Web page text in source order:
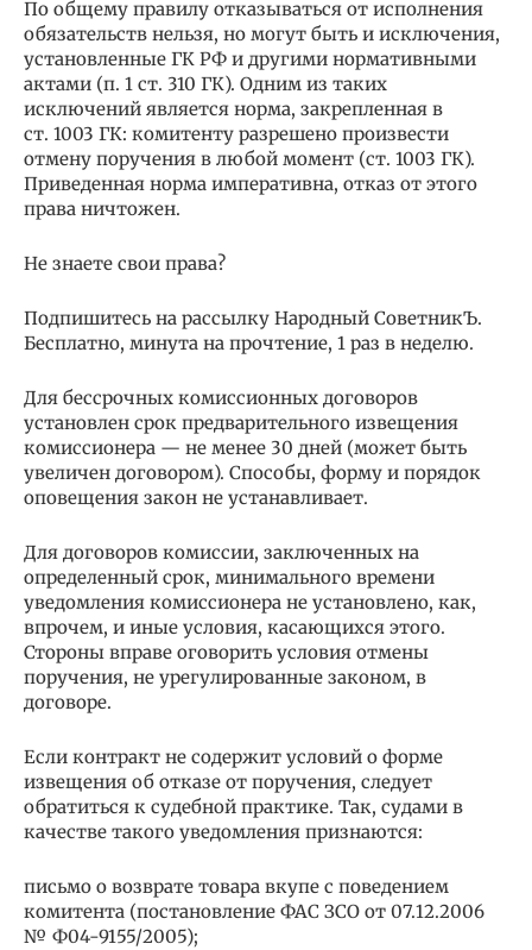
По общему правилу отказываться от исполнения
обязательств нельзя, но могут быть и исключения,
установленные ГК РФ и другими нормативными
актами (п. 1 ст. 310 ГК). Одним из таких
исключений является норма, закрепленная в
ст. 1003 ГК: комитенту разрешено произвести
отмену поручения в любой момент (ст. 1003 ГК).
Приведенная норма императивна, отказ от этого
права ничтожен.
Не знаете свои права?
Подпишитесь на рассылку Народный СоветникЪ.
Бесплатно, минута на прочтение, 1 раз в неделю.
Для бессрочных комиссионных договоров
установлен срок предварительного извещения
комиссионера — не менее 30 дней (может быть
увеличен договором). Способы, форму и порядок
оповещения закон не устанавливает.
Для договоров комиссии, заключенных на
определенный срок, минимального времени
уведомления комиссионера не установлено, как,
впрочем, и иные условия, касающихся этого.
Стороны вправе оговорить условия отмены
поручения, не урегулированные законом, в
договоре.
Если контракт не содержит условий о форме
извещения об отказе от поручения, следует
обратиться к судебной практике. Так, судами в
качестве такого уведомления признаются:
письмо о возврате товара вкупе с поведением
комитента (постановление ФАС ЗСО от 07.12.2006
№ Ф04-9155/2005);